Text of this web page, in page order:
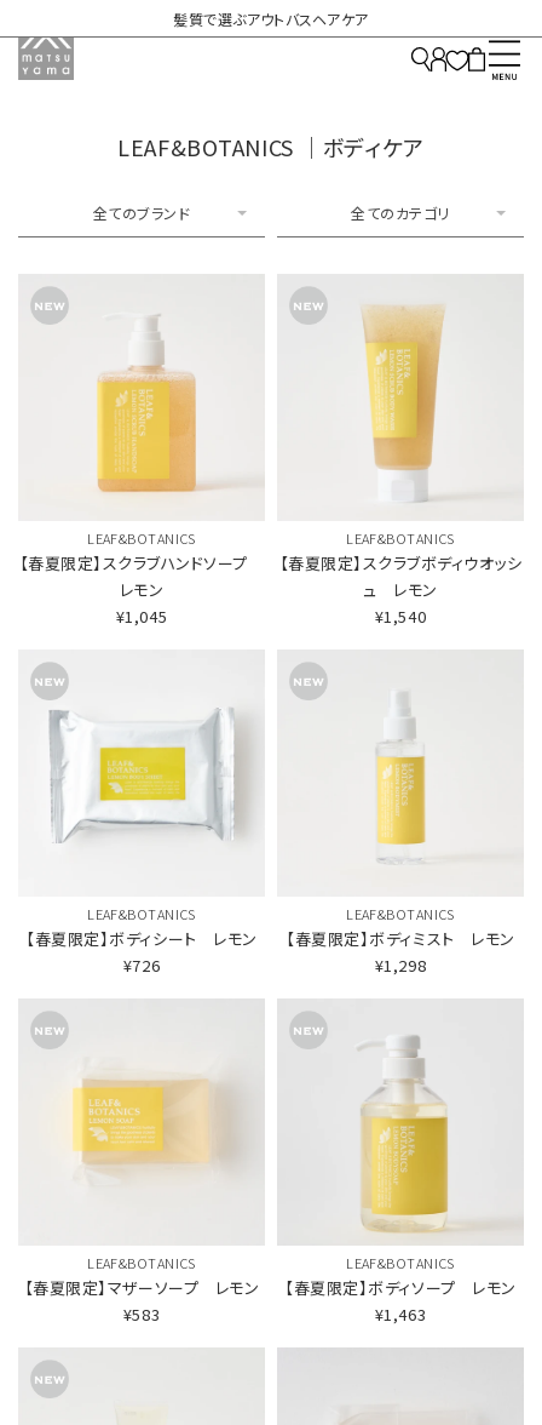
髪質で選ぶアウトバスヘアケア
LEAF&BOTANICS ｜ボディケア
全てのブランド 全てのカテゴリ
LEAF&BOTANICS
【春夏限定】スクラブハンドソープ
レモン
¥1,045
LEAF&BOTANICS
【春夏限定】スクラブボディウオッシ
ュ レモン
¥1,540
LEAF&BOTANICS
【春夏限定】ボディシート レモン
¥726
LEAF&BOTANICS
【春夏限定】ボディミスト レモン
¥1,298
LEAF&BOTANICS
【春夏限定】マザーソープ レモン
¥583
LEAF&BOTANICS
【春夏限定】ボディソープ レモン
¥1,463